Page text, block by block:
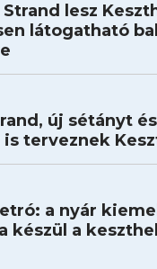
lesz
látogatható
új sétányt
is terveznek
a nyár
készül a